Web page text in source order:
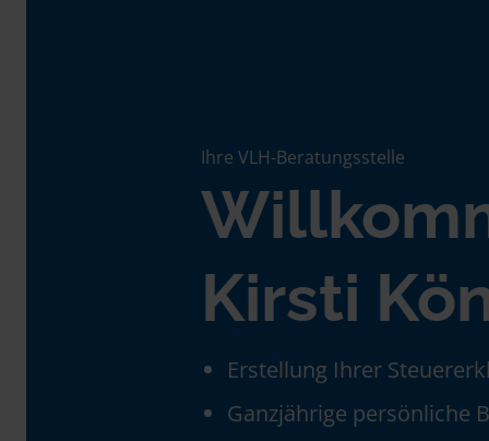
Ihre VLH-Beratungsstelle
Kirsti
Erstellung Ihrer
Ganzjährige persönliche